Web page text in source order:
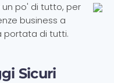
po' di tutto, per
business a
portata di tutti.
Sicuri